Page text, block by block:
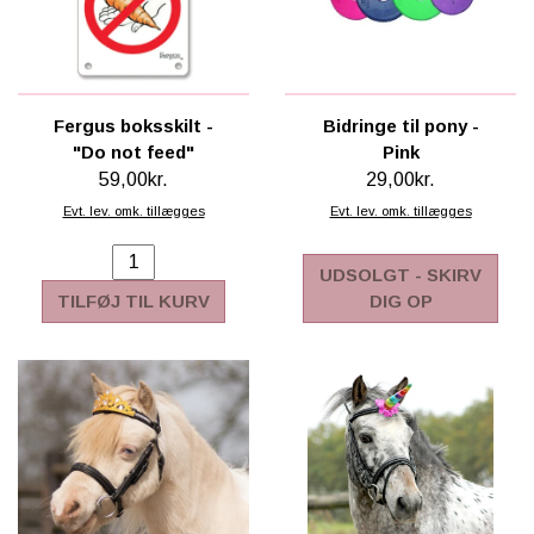
Fergus boksskilt -
"Do not feed"
59,00kr.
Evt. lev. omk. tillægges
TILFØJ TIL KURV
Bidringe til pony -
Pink
29,00kr.
Evt. lev. omk. tillægges
UDSOLGT - SKIRV
DIG OP